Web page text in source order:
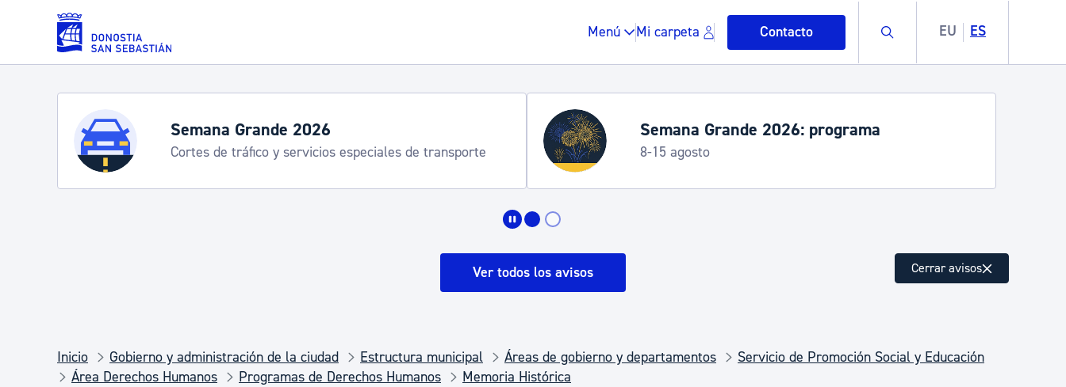
Saltar al contenido principal
Menú Mi carpeta Contacto Buscar EU ES
Servicios
Padrón y asuntos personales
Espacio público, residuos y medioambiente
Seguridad ciudadana y emergencias Euskera
Semana Grande 2026
Cortes de tráfico y servicios especiales de transporte
Semana Grande 2026: programa
8-15 agosto
Ver todos los avisos Cerrar avisos
Inicio Gobierno y administración de la ciudad Estructura municipal Áreas de gobierno y departamentos
Servicio de Promoción Social y Educación
Área Derechos Humanos
Programas de Derechos Humanos
Memoria Histórica